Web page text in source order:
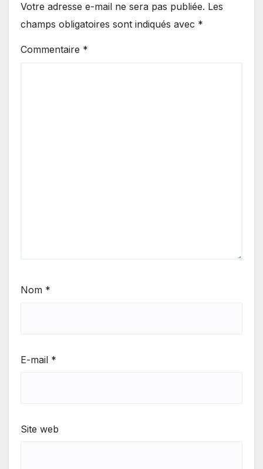
Votre adresse e-mail ne sera pas publiée. Les
champs obligatoires sont indiqués avec *
Commentaire *
Nom *
E-mail *
Site web